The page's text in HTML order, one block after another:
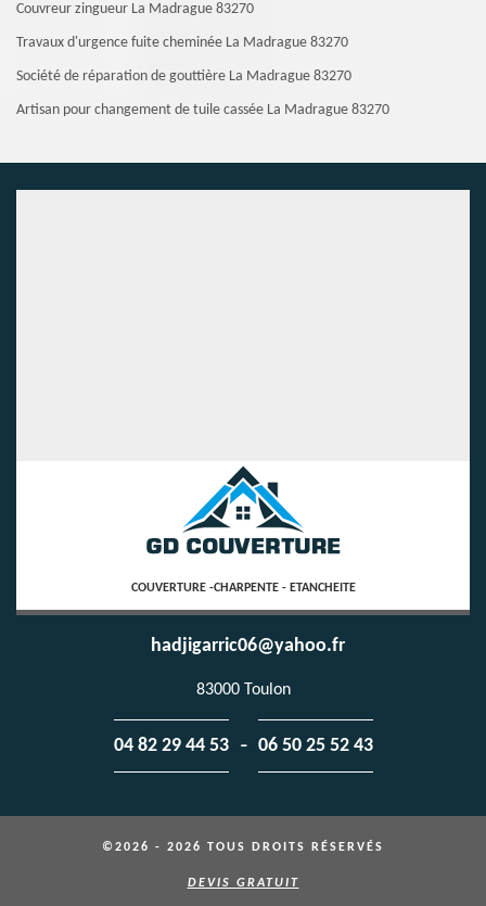
Couvreur zingueur La Madrague 83270
Travaux d'urgence fuite cheminée La Madrague 83270
Société de réparation de gouttière La Madrague 83270
Artisan pour changement de tuile cassée La Madrague 83270
COUVERTURE -CHARPENTE - ETANCHEITE
hadjigarric06@yahoo.fr
83000 Toulon
04 82 29 44 53 - 06 50 25 52 43
©2026 - 2026 TOUS DROITS RÉSERVÉS
DEVIS GRATUIT